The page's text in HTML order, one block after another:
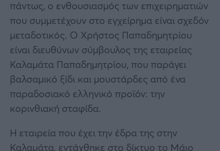
πάντως, ο ενθουσιασμός των επιχειρηματιών
που συμμετέχουν στο εγχείρημα είναι σχεδόν
μεταδοτικός. Ο Χρήστος Παπαδημητρίου
είναι διευθύνων σύμβουλος της εταιρείας
Καλαμάτα Παπαδημητρίου, που παράγει
βαλσαμικό ξίδι και μουστάρδες από ένα
παραδοσιακό ελληνικό προϊόν: την
κορινθιακή σταφίδα.
Η εταιρεία που έχει την έδρα της στην
Καλαμάτα, εντάχθηκε στο δίκτυο το Μάιο